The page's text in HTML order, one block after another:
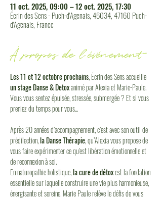
11 oct. 2025, 09:00 – 12 oct. 2025, 17:30
Écrin des Sens - Puch-d'Agenais, 46034, 47160 Puch-
d'Agenais, France
À propos de l'événement
Les 11 et 12 octobre prochains, Écrin des Sens accueille
un stage Danse & Detox animé par Alexia et Marie-Paule.
Vous vous sentez épuisée, stressée, submergée ? Et si vous
preniez du temps pour vous...
Après 20 années d’accompagnement, c’est avec son outil de
prédilection, la Danse Thérapie, qu’Alexia vous propose de
vous faire expérimenter ce qu'est libération émotionnelle et
de reconnexion à soi.
En naturopathie holistique, la cure de détox est la fondation
essentielle sur laquelle construire une vie plus harmonieuse,
énergisante et sereine. Marie Paule relève le défis de vous